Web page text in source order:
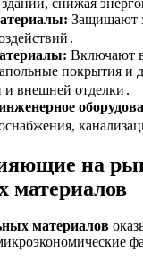
Защищают
Включают
покрытия и
и внешней отделки․
на
материалов
материалов